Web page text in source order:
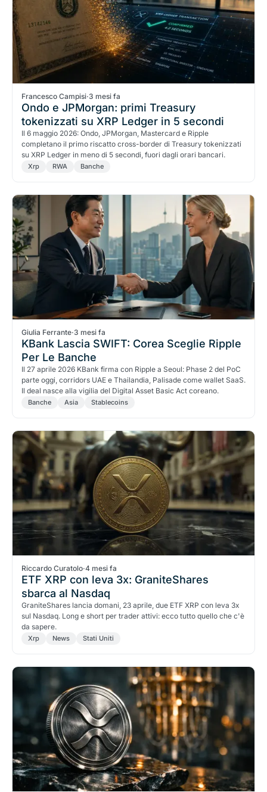
Francesco Campisi·3 mesi fa
Ondo e JPMorgan: primi Treasury
tokenizzati su XRP Ledger in 5 secondi
Il 6 maggio 2026: Ondo, JPMorgan, Mastercard e Ripple
completano il primo riscatto cross-border di Treasury tokenizzati
su XRP Ledger in meno di 5 secondi, fuori dagli orari bancari.
Xrp RWA Banche
Giulia Ferrante·3 mesi fa
KBank Lascia SWIFT: Corea Sceglie Ripple
Per Le Banche
Il 27 aprile 2026 KBank firma con Ripple a Seoul: Phase 2 del PoC
parte oggi, corridors UAE e Thailandia, Palisade come wallet SaaS.
Il deal nasce alla vigilia del Digital Asset Basic Act coreano.
Banche Asia Stablecoins
Riccardo Curatolo·4 mesi fa
ETF XRP con leva 3x: GraniteShares
sbarca al Nasdaq
GraniteShares lancia domani, 23 aprile, due ETF XRP con leva 3x
sul Nasdaq. Long e short per trader attivi: ecco tutto quello che c'è
da sapere.
Xrp News Stati Uniti